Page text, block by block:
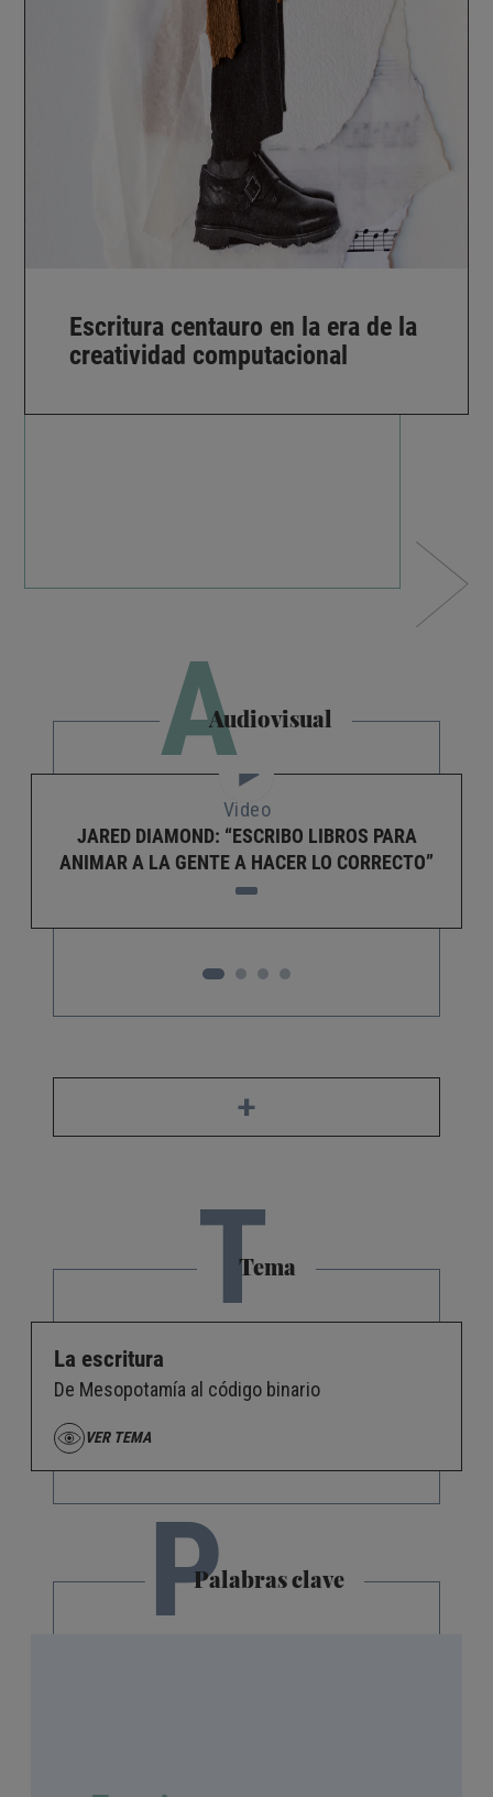
Escritura centauro en la era de la
creatividad computacional
AAudiovisual
Video
JARED DIAMOND: “ESCRIBO LIBROS PARA
ANIMAR A LA GENTE A HACER LO CORRECTO”
+
TTema
La escritura
De Mesopotamía al código binario
VER TEMA
PPalabras clave